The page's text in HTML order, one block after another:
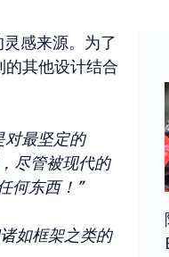
感来源。为了
其他设计结合
对最坚定的
尽管被现代的
何东西！”
如框架之类的